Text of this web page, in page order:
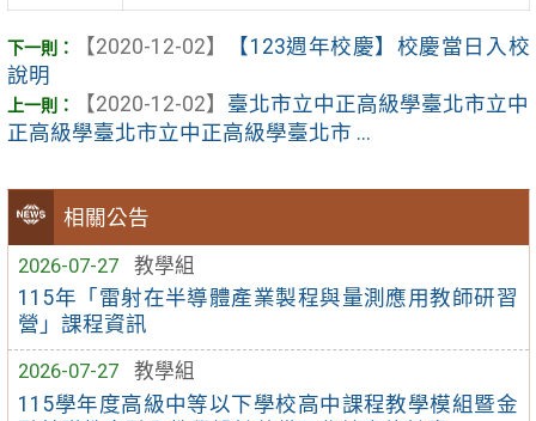
相關公告
2026-07-27
教學組
115年「雷射在半導體產業製程與量測應用教師研習
營」課程資訊
2026-07-27
教學組
115學年度高級中等以下學校高中課程教學模組暨金
【2020-12-02】
【123週年校慶】校慶當日入校
說明
【2020-12-02】 臺北市立中正高級學臺北市立中
正高級學臺北市立中正高級學臺北市 ...